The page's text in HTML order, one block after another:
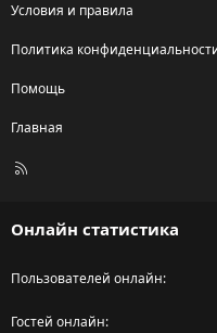
Условия и правила
Политика
Помощь
Главная
R
Онлайн статистика
Пользователей онлайн
Гостей онлайн